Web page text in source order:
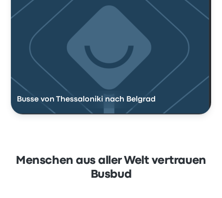
Busse von Thessaloniki nach Belgrad
Menschen aus aller Welt vertrauen
Busbud